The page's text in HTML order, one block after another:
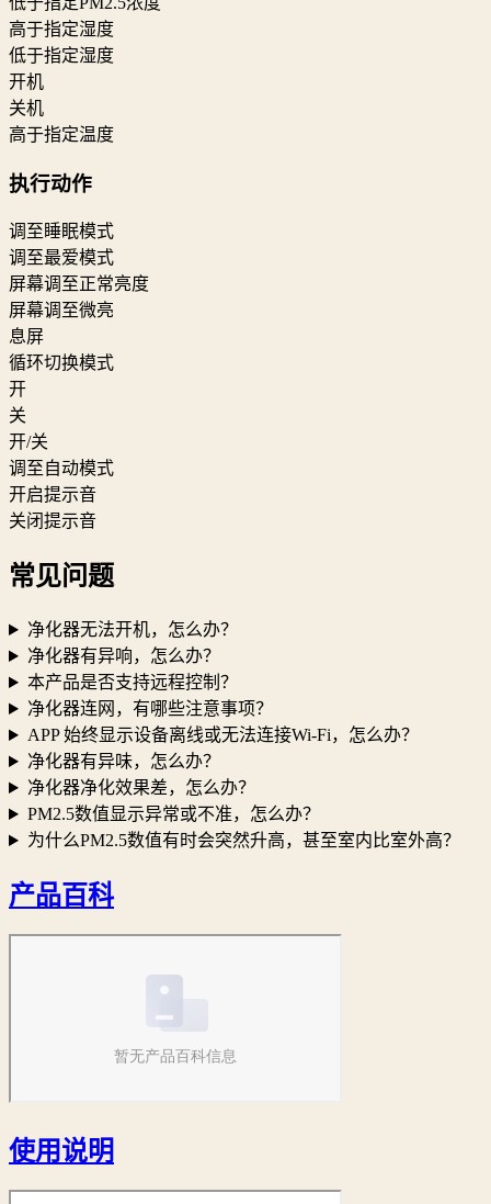
高于指定湿度
低于指定湿度
开机
关机
高于指定温度
执行动作
调至睡眠模式
调至最爱模式
屏幕调至正常亮度
屏幕调至微亮
息屏
循环切换模式
开
关
开/关
调至自动模式
开启提示音
关闭提示音
常见问题
净化器无法开机，怎么办？
净化器有异响，怎么办？
本产品是否支持远程控制？
净化器连网，有哪些注意事项？
APP 始终显示设备离线或无法连接Wi-Fi，怎么办？
净化器有异味，怎么办？
净化器净化效果差，怎么办？
PM2.5数值显示异常或不准，怎么办？
为什么PM2.5数值有时会突然升高，甚至室内比室外高？
产品百科
使用说明